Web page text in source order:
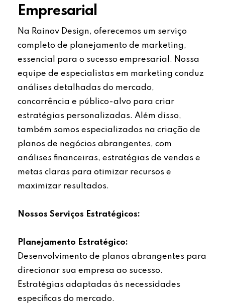
Empresarial
Na Rainov Design, oferecemos um serviço
completo de planejamento de marketing,
essencial para o sucesso empresarial. Nossa
equipe de especialistas em marketing conduz
análises detalhadas do mercado,
concorrência e público-alvo para criar
estratégias personalizadas. Além disso,
também somos especializados na criação de
planos de negócios abrangentes, com
análises financeiras, estratégias de vendas e
metas claras para otimizar recursos e
maximizar resultados.
Nossos Serviços Estratégicos:
Planejamento Estratégico:
Desenvolvimento de planos abrangentes para
direcionar sua empresa ao sucesso.
Estratégias adaptadas às necessidades
específicas do mercado.